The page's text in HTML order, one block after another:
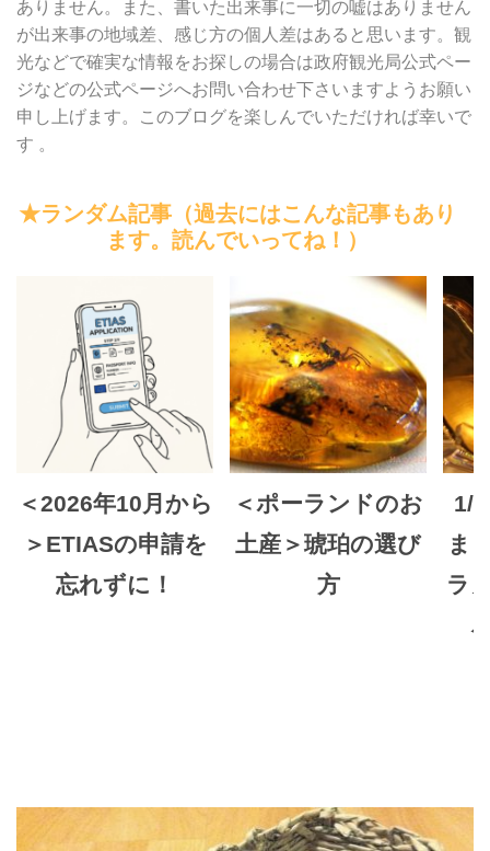
ありません。また、書いた出来事に一切の嘘はありません
が出来事の地域差、感じ方の個人差はあると思います。観
光などで確実な情報をお探しの場合は政府観光局公式ペー
ジなどの公式ページへお問い合わせ下さいますようお願い
申し上げます。このブログを楽しんでいただければ幸いで
す 。
★ランダム記事（過去にはこんな記事もあり
ます。読んでいってね！）
＜2026年10月から
＞ETIASの申請を
忘れずに！
＜ポーランドのお
土産＞琥珀の選び
方
1/
ま
ラ